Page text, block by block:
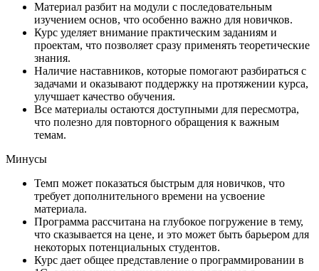
Материал разбит на модули с последовательным
изучением основ, что особенно важно для новичков.
Курс уделяет внимание практическим заданиям и
проектам, что позволяет сразу применять теоретические
знания.
Наличие наставников, которые помогают разбираться с
задачами и оказывают поддержку на протяжении курса,
улучшает качество обучения.
Все материалы остаются доступными для пересмотра,
что полезно для повторного обращения к важным
темам.
Минусы
Темп может показаться быстрым для новичков, что
требует дополнительного времени на усвоение
материала.
Программа рассчитана на глубокое погружение в тему,
что сказывается на цене, и это может быть барьером для
некоторых потенциальных студентов.
Курс дает общее представление о программировании в